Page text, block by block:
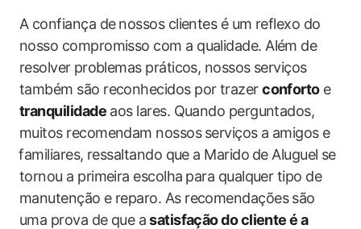
A ‍confiança de ⁣nossos ‌clientes é um reflexo ‍do
nosso‍ compromisso com‍ a qualidade. Além de‍
resolver⁢ problemas práticos, nossos serviços
também são reconhecidos por trazerconfortoe
tranquilidadeaos lares. Quando​ perguntados,
muitos recomendam nossos⁣ serviços a amigos e
⁤familiares, ressaltando que a​ Marido ⁤de ‍Aluguel se
tornou a primeira escolha ⁣para qualquer tipo de​
manutenção e reparo. As recomendações são
uma ​prova de que a⁢satisfação do cliente ​é a